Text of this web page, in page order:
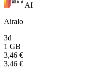
AI
Airalo
3d
1 GB
3,46 €
3,46 €